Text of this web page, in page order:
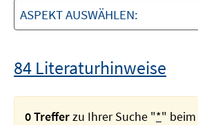
ASPEKT AUSWÄHLEN:
84 Literaturhinweise
0 Trefferzu Ihrer Suche "*"